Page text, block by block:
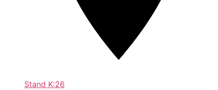
Stand K:26